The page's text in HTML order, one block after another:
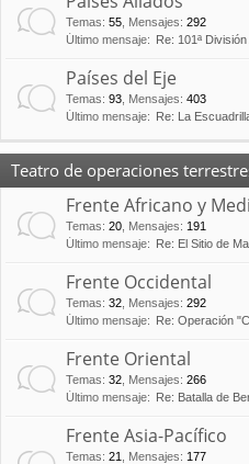
Temas: 55 Mensajes: 292
Último mensaje:
Re: 101ª
Países del Eje
Temas: 93 Mensajes: 403
Último mensaje:
Re: La
Teatro de operaciones
Frente Africano y
Temas: 20 Mensajes: 191
Último mensaje:
Re: El Sitio de
Frente Occidental
Temas: 32 Mensajes: 292
Último mensaje:
Re: Operación
Frente Oriental
Temas: 32 Mensajes: 266
Último mensaje:
Re: Batalla de
Frente Asia-Pacífico
Temas: 21 Mensajes: 177